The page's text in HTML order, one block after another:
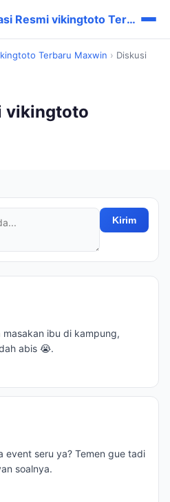
🎯 vikingtoto Aplikasi Resmi vikingtoto Terbaru Maxwin
Terbaru Maxwin › Diskusi
vikingtoto
Kirim
ibu di kampung,
abis 😭.
event seru ya? Temen gue tadi
soalnya.